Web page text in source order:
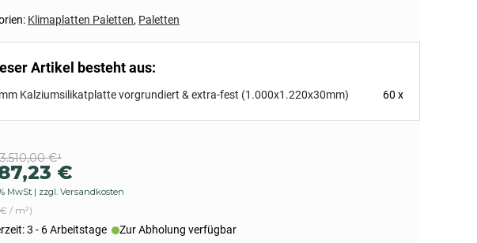
Klimaplatten Paletten, Paletten
3.510,00€¹
€
€
€.
MwSt zzgl. Versandkosten
/ m²)
Artikel besteht aus:
Kalziumsilikatplatte vorgrundiert & extra-fest (1.000x1.220x30mm) 60 x
3 - 6 Arbeitstage Zur Abholung verfügbar